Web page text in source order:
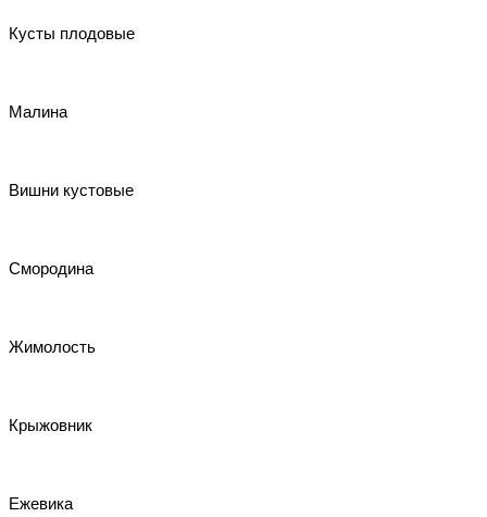
Кусты плодовые
Малина
Вишни кустовые
Смородина
Жимолость
Крыжовник
Ежевика